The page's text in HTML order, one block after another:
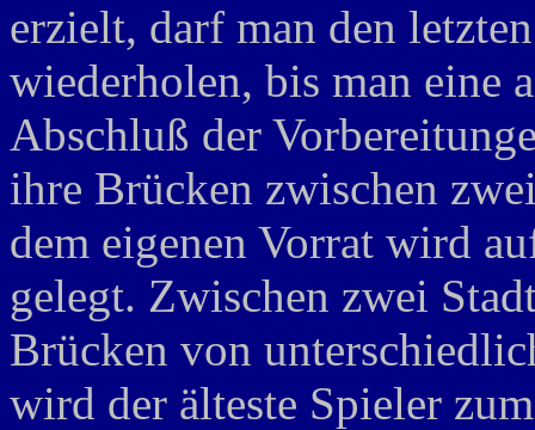
erzielt, darf man den
wiederholen, bis man eine
Abschluß der
ihre Brücken zwischen
dem eigenen Vorrat wird
gelegt. Zwischen zwei
Brücken von
wird der älteste Spieler